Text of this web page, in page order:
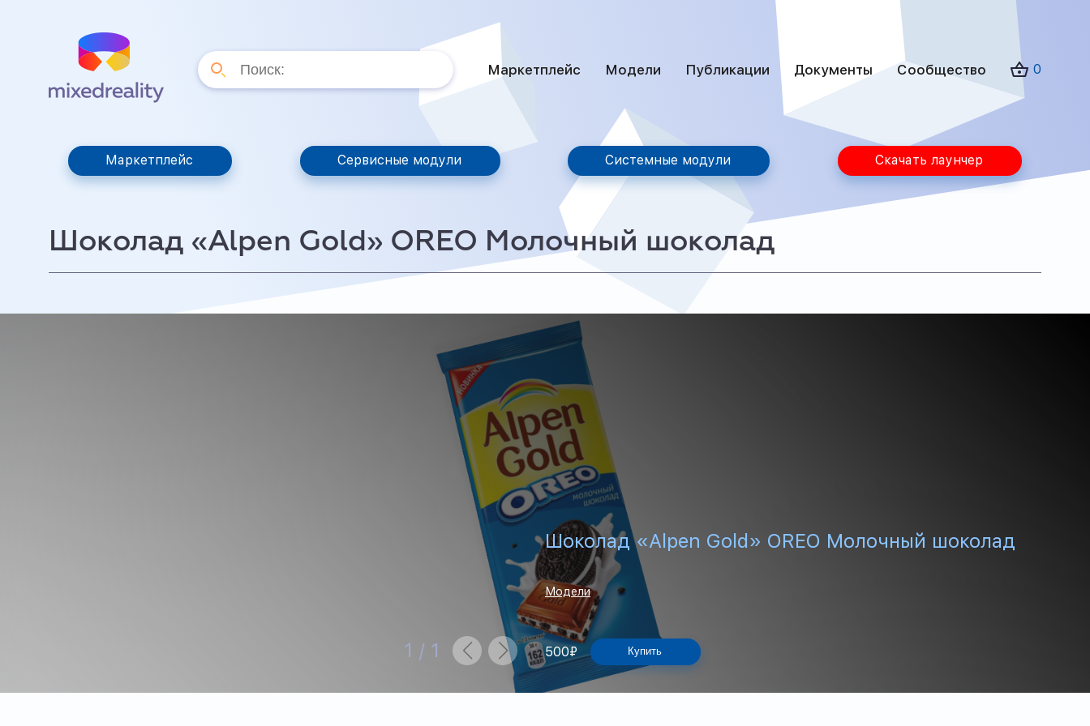
Маркетплейс Модели Публикации Документы Сообщество 0
Маркетплейс Сервисные модули Системные модули Скачать лаунчер
Шоколад «Alpen Gold» OREO Молочный шоколад
1 / 1
Шоколад «Alpen Gold» OREO Молочный шоколад
Модели
500₽ Купить